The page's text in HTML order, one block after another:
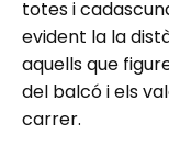
totes i
evident la la
aquells que
del balcó i els
carrer.